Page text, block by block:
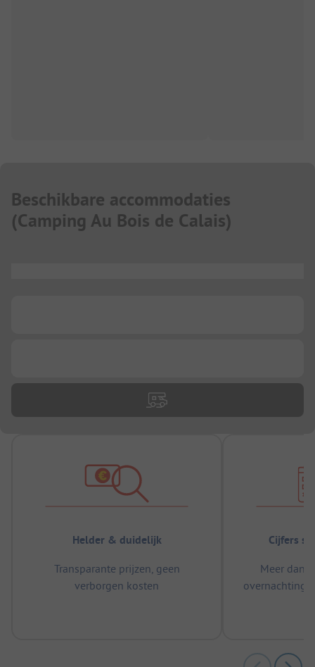
Beschikbare accommodaties
(Camping Au Bois de Calais)
Helder & duidelijk
Transparante prijzen, geen
verborgen kosten
Cijfers
Meer dan